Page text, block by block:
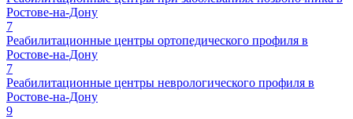
Ростове-на-Дону
7
Реабилитационные центры ортопедического профиля в
Ростове-на-Дону
7
Реабилитационные центры неврологического профиля в
Ростове-на-Дону
9